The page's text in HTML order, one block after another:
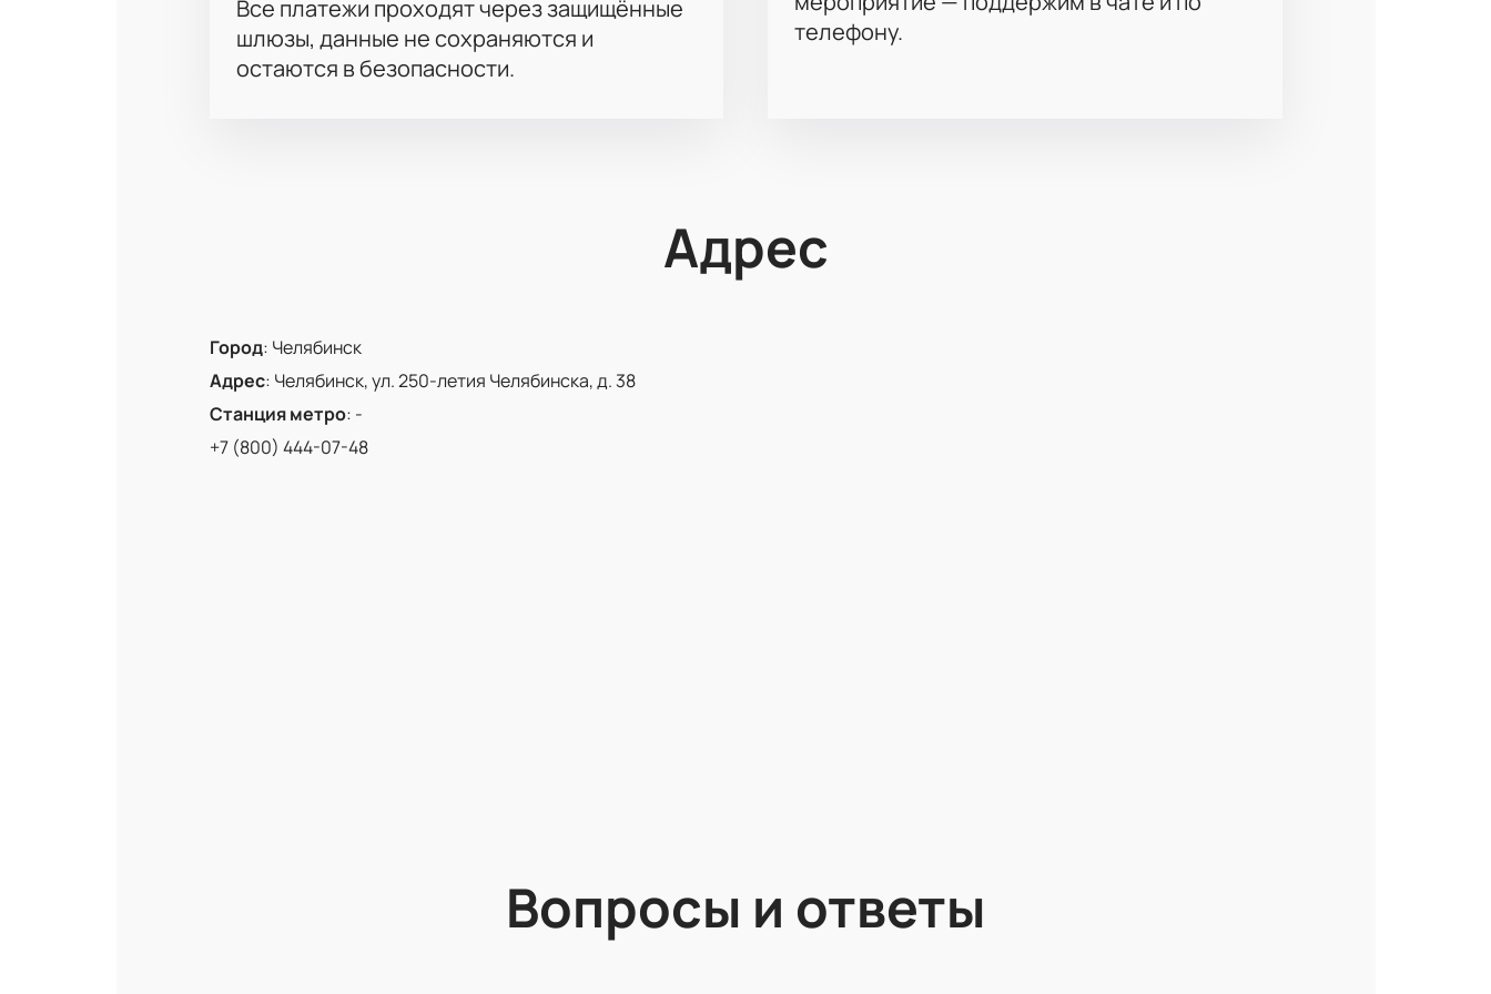
Все платежи проходят через защищённые
шлюзы, данные не сохраняются и
остаются в безопасности.
телефону.
Адрес
Город: Челябинск
Адрес: Челябинск, ул. 250-летия Челябинска, д. 38
Станция метро: -
+7 (800) 444-07-48
Вопросы и ответы